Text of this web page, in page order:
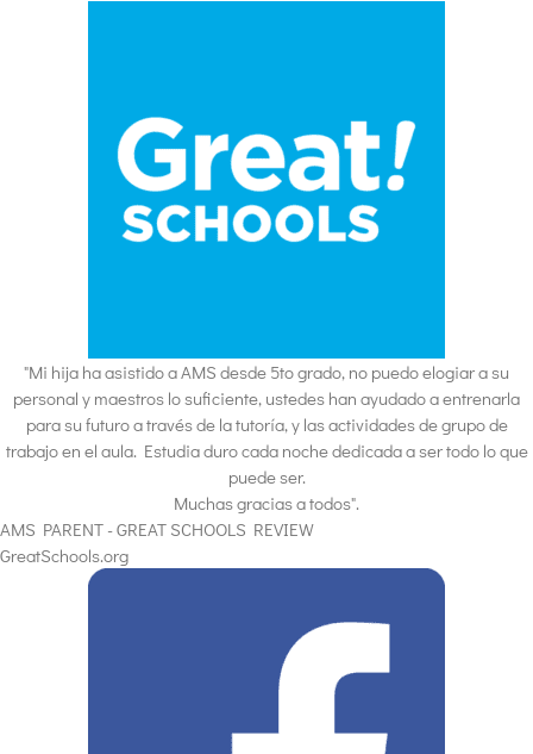
"Mi hija ha asistido a AMS desde 5to grado, no puedo elogiar a su
personal y maestros lo suficiente, ustedes han ayudado a entrenarla
para su futuro a través de la tutoría, y las actividades de grupo de
trabajo en el aula. Estudia duro cada noche dedicada a ser todo lo que
puede ser.
Muchas gracias a todos".
AMS PARENT - GREAT SCHOOLS REVIEW
GreatSchools.org